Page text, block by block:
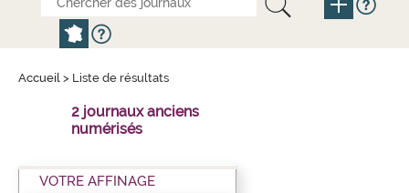
Accueil > Liste de résultats
2 journaux anciens
numérisés
VOTRE AFFINAGE